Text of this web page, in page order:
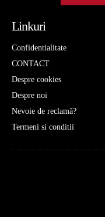
Linkuri
Confidentialitate
CONTACT
Despre cookies
Despre noi
Nevoie de reclamă?
Termeni si conditii